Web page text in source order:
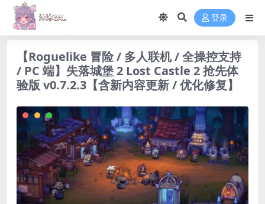
登录
【Roguelike 冒险 / 多人联机 / 全操控支持
/ PC 端】失落城堡 2 Lost Castle 2 抢先体
验版 v0.7.2.3【含新内容更新 / 优化修复】